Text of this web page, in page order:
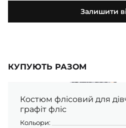
Залишити
КУПУЮТЬ РАЗОМ
Костюм флісовий для
графіт фліс
Кольори: